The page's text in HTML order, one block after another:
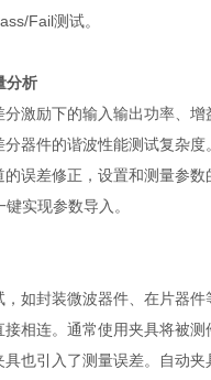
Fail测试。
分析
激励下的输入输出功率、增
器件的谐波性能测试复杂度
误差修正，设置和测量参数
实现参数导入。
如封装微波器件、在片器件
相连。通常使用夹具将被测
具也引入了测量误差。自动夹